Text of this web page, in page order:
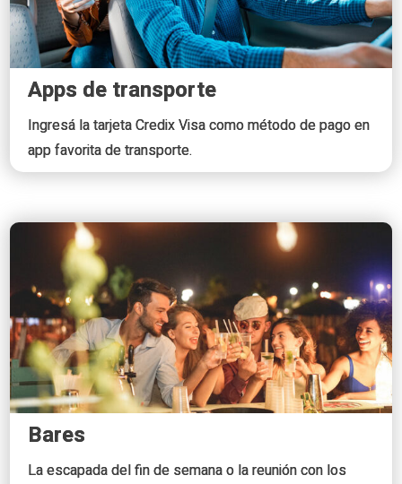
Apps de transporte
Ingresá la tarjeta Credix Visa como método de pago en
app favorita de transporte.
Bares
La escapada del fin de semana o la reunión con los